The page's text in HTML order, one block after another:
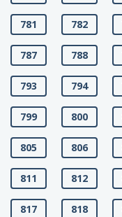
781 782
787 788
793 794
799 800
805 806
811 812
817 818